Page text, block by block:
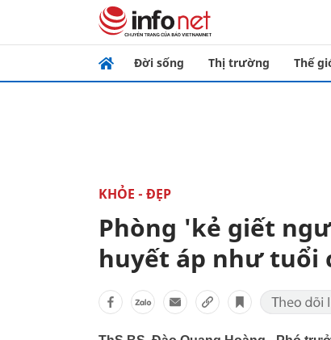
Đời sống Thị trường Thế
KHỎE - ĐẸP
Phòng 'kẻ giết
huyết áp như tuổi